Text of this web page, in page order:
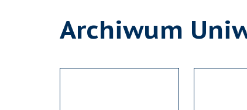
Archiwum